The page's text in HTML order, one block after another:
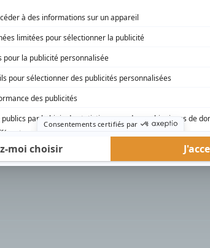
à son petit écran. Celui qu’on surnomme parfois
Sa spécialité: la télé québécoise. On peut l’entendre